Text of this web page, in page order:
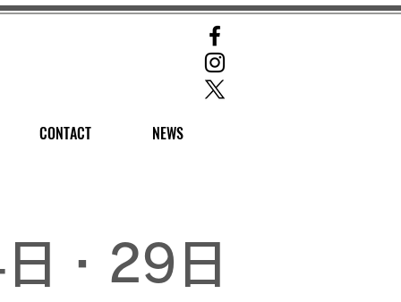
CONTACT NEWS
・29日